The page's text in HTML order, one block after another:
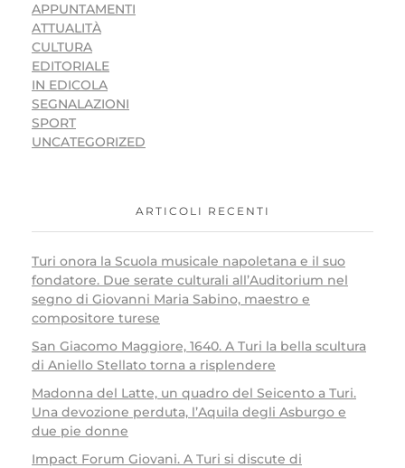
APPUNTAMENTI
ATTUALITÀ
CULTURA
EDITORIALE
IN EDICOLA
SEGNALAZIONI
SPORT
UNCATEGORIZED
ARTICOLI RECENTI
Turi onora la Scuola musicale napoletana e il suo
fondatore. Due serate culturali all’Auditorium nel
segno di Giovanni Maria Sabino, maestro e
compositore turese
San Giacomo Maggiore, 1640. A Turi la bella scultura
di Aniello Stellato torna a risplendere
Madonna del Latte, un quadro del Seicento a Turi.
Una devozione perduta, l’Aquila degli Asburgo e
due pie donne
Impact Forum Giovani. A Turi si discute di